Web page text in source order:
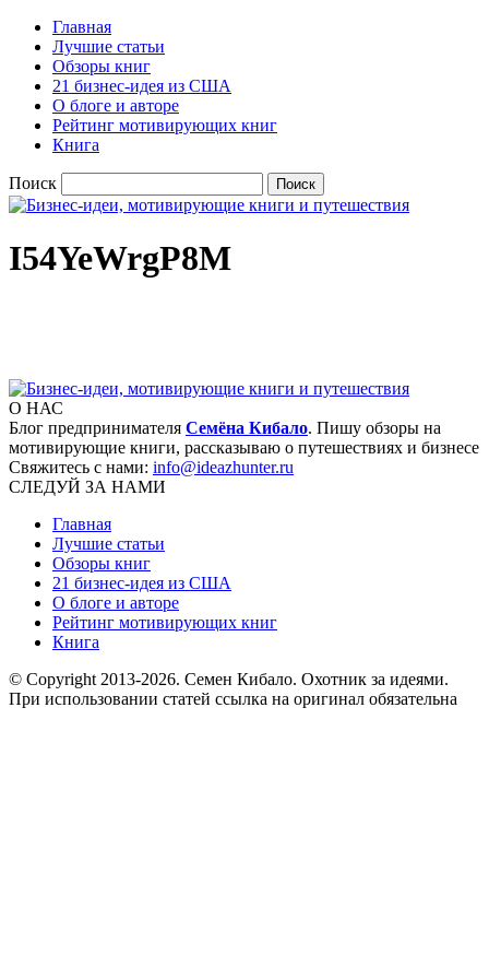
Главная
Лучшие статьи
Обзоры книг
21 бизнес-идея из США
О блоге и авторе
Рейтинг мотивирующих книг
Книга
Поиск
I54YeWrgP8M
О НАС
Блог предпринимателя Семёна Кибало. Пишу обзоры на
мотивирующие книги, рассказываю о путешествиях и бизнесе
Свяжитесь с нами: info@ideazhunter.ru
СЛЕДУЙ ЗА НАМИ
Главная
Лучшие статьи
Обзоры книг
21 бизнес-идея из США
О блоге и авторе
Рейтинг мотивирующих книг
Книга
© Copyright 2013-2026. Семен Кибало. Охотник за идеями.
При использовании статей ссылка на оригинал обязательна